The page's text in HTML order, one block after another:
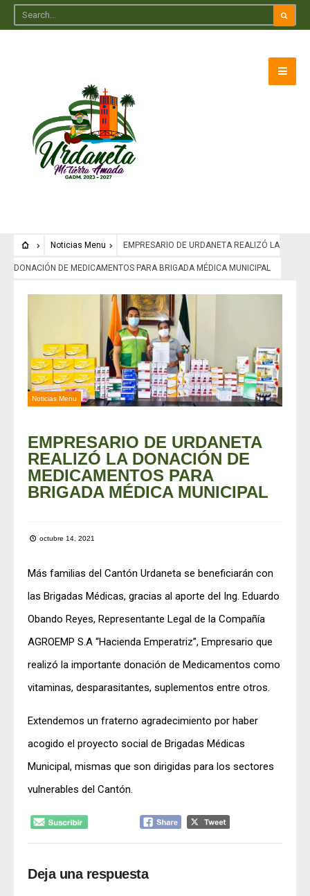
Noticias Menu EMPRESARIO DE URDANETA REALIZÓ LA
DONACIÓN DE MEDICAMENTOS PARA BRIGADA MÉDICA MUNICIPAL
Noticias Menu
EMPRESARIO DE URDANETA
REALIZÓ LA DONACIÓN DE
MEDICAMENTOS PARA
BRIGADA MÉDICA MUNICIPAL
octubre 14, 2021
Más familias del Cantón Urdaneta se beneficiarán con
las Brigadas Médicas, gracias al aporte del Ing. Eduardo
Obando Reyes, Representante Legal de la Compañía
AGROEMP S.A “Hacienda Emperatriz”, Empresario que
realizó la importante donación de Medicamentos como
vitaminas, desparasitantes, suplementos entre otros.
Extendemos un fraterno agradecimiento por haber
acogido el proyecto social de Brigadas Médicas
Municipal, mismas que son dirigidas para los sectores
vulnerables del Cantón.
Deja una respuesta